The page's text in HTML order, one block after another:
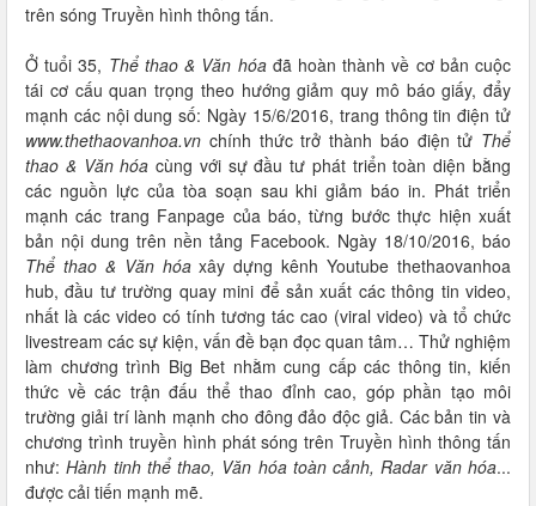
trên sóng Truyền hình thông tấn.
Ở tuổi 35, Thể thao & Văn hóađã hoàn thành về cơ bản cuộc
tái cơ cấu quan trọng theo hướng giảm quy mô báo giấy, đẩy
mạnh các nội dung số: Ngày 15/6/2016, trang thông tin điện tử
www.thethaovanhoa.vn chính thức trở thành báo điện tử Thể
thao & Văn hóa cùng với sự đầu tư phát triển toàn diện bằng
các nguồn lực của tòa soạn sau khi giảm báo in. Phát triển
mạnh các trang Fanpage của báo, từng bước thực hiện xuất
bản nội dung trên nền tảng Facebook. Ngày 18/10/2016, báo
Thể thao & Văn hóaxây dựng kênh Youtube thethaovanhoa
hub, đầu tư trường quay mini để sản xuất các thông tin video,
nhất là các video có tính tương tác cao (viral video) và tổ chức
livestream các sự kiện, vấn đề bạn đọc quan tâm… Thử nghiệm
làm chương trình Big Bet nhằm cung cấp các thông tin, kiến
thức về các trận đấu thể thao đỉnh cao, góp phần tạo môi
trường giải trí lành mạnh cho đông đảo độc giả. Các bản tin và
chương trình truyền hình phát sóng trên Truyền hình thông tấn
như:Hành tinh thể thao, Văn hóa toàn cảnh, Radar văn hóa...
được cải tiến mạnh mẽ.